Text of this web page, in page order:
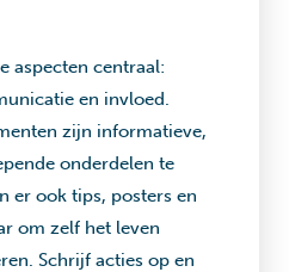
aspecten centraal:
en invloed.
zijn informatieve,
onderdelen te
er ook tips, posters en
om zelf het leven
Schrijf acties op en